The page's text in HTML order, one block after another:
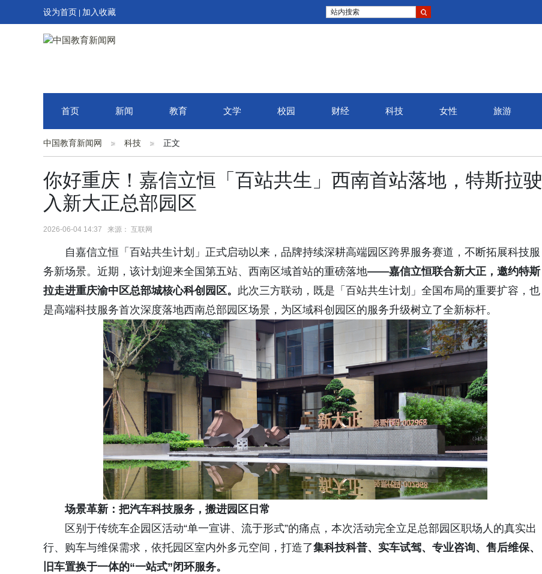
设为首页 加入收藏 站内搜索
首页 新闻 教育 文学 校园 财经 科技 女性 旅游
中国教育新闻网 科技 正文
你好重庆！嘉信立恒「百站共生」西南首站落地，特斯拉驶
入新大正总部园区
2026-06-04 14:37 来源： 互联网
自嘉信立恒「百站共生计划」正式启动以来，品牌持续深耕高端园区跨界服务赛道，不断拓展科技服
务新场景。近期，该计划迎来全国第五站、西南区域首站的重磅落地——嘉信立恒联合新大正，邀约特斯
拉走进重庆渝中区总部城核心科创园区。 此次三方联动，既是「百站共生计划」全国布局的重要扩容，也
是高端科技服务首次深度落地西南总部园区场景，为区域科创园区的服务升级树立了全新标杆。
场景革新： 把汽车科技服务，搬进园区日常
区别于传统车企园区活动“单一宣讲、流于形式”的痛点，本次活动完全立足总部园区职场人的真实出
行、购车与维保需求，依托园区室内外多元空间，打造了集科技科普、实车试驾、专业咨询、售后维保、
旧车置换于一体的“一站式”闭环服务。